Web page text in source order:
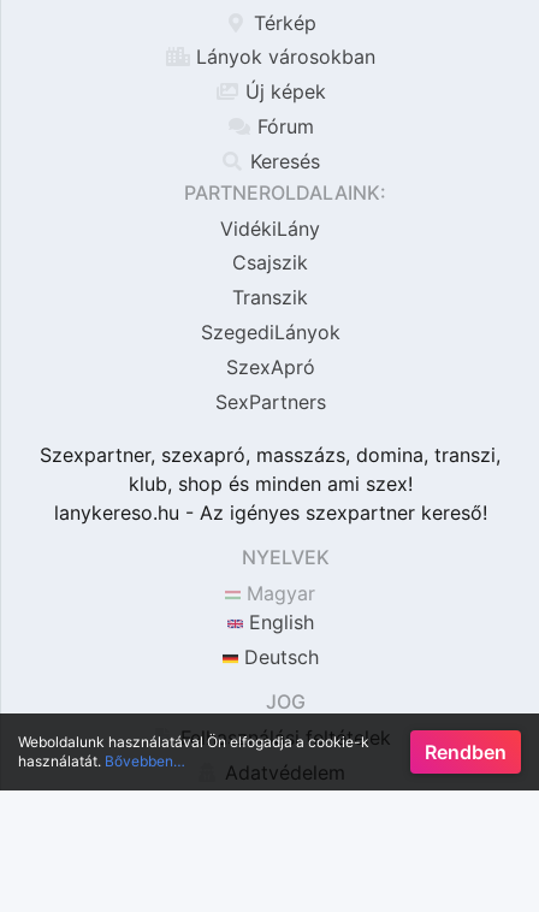
Térkép
Lányok városokban
Új képek
Fórum
Keresés
PARTNEROLDALAINK:
VidékiLány
Csajszik
Transzik
SzegediLányok
SzexApró
SexPartners
Szexpartner, szexapró, masszázs, domina, transzi,
klub, shop és minden ami szex!
lanykereso.hu - Az igényes szexpartner kereső!
NYELVEK
Magyar
English
Deutsch
JOG
Felhasználási feltételek
Adatvédelem
Weboldalunk használatával Ön elfogadja a cookie-k
használatát. Bővebben… Rendben